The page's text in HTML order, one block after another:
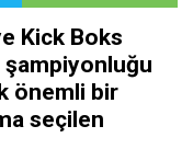
Kick Boks
şampiyonluğu
önemli bir
seçilen